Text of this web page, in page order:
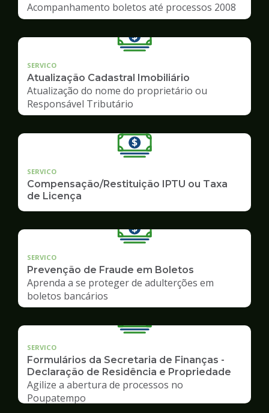
Acompanhamento boletos até processos 2008
SERVICO
Atualização Cadastral Imobiliário
Atualização do nome do proprietário ou
Responsável Tributário
SERVICO
Compensação/Restituição IPTU ou Taxa
de Licença
SERVICO
Prevenção de Fraude em Boletos
Aprenda a se proteger de adulterções em
boletos bancários
SERVICO
Formulários da Secretaria de Finanças -
Declaração de Residência e Propriedade
Agilize a abertura de processos no
Poupatempo